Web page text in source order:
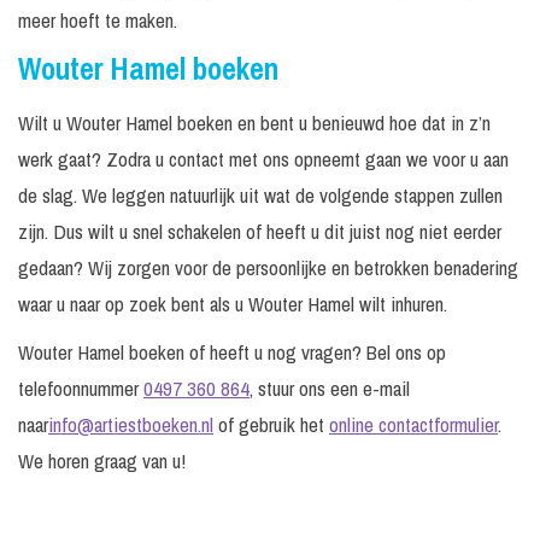
meer hoeft te maken.
Wouter Hamel boeken
Wilt u Wouter Hamel boeken en bent u benieuwd hoe dat in z’n
werk gaat? Zodra u contact met ons opneemt gaan we voor u aan
de slag. We leggen natuurlijk uit wat de volgende stappen zullen
zijn. Dus wilt u snel schakelen of heeft u dit juist nog niet eerder
gedaan? Wij zorgen voor de persoonlijke en betrokken benadering
waar u naar op zoek bent als u Wouter Hamel wilt inhuren.
Wouter Hamel boeken of heeft u nog vragen? Bel ons op
telefoonnummer0497 360 864, stuur ons een e-mail
naarinfo@artiestboeken.nlof gebruik het online contactformulier.
We horen graag van u!